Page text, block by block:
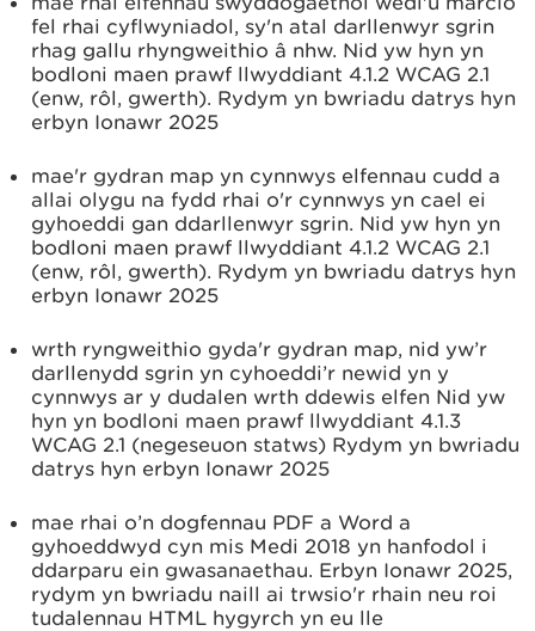
fel rhai cyflwyniadol, sy'n atal darllenwyr sgrin
rhag gallu rhyngweithio â nhw. Nid yw hyn yn
bodloni maen prawf llwyddiant 4.1.2 WCAG 2.1
(enw, rôl, gwerth). Rydym yn bwriadu datrys hyn
erbyn Ionawr 2025
mae'r gydran map yn cynnwys elfennau cudd a
allai olygu na fydd rhai o'r cynnwys yn cael ei
gyhoeddi gan ddarllenwyr sgrin. Nid yw hyn yn
bodloni maen prawf llwyddiant 4.1.2 WCAG 2.1
(enw, rôl, gwerth). Rydym yn bwriadu datrys hyn
erbyn Ionawr 2025
wrth ryngweithio gyda'r gydran map, nid yw’r
darllenydd sgrin yn cyhoeddi’r newid yn y
cynnwys ar y dudalen wrth ddewis elfen Nid yw
hyn yn bodloni maen prawf llwyddiant 4.1.3
WCAG 2.1 (negeseuon statws) Rydym yn bwriadu
datrys hyn erbyn Ionawr 2025
mae rhai o’n dogfennau PDF a Word a
gyhoeddwyd cyn mis Medi 2018 yn hanfodol i
ddarparu ein gwasanaethau. Erbyn Ionawr 2025,
rydym yn bwriadu naill ai trwsio'r rhain neu roi
tudalennau HTML hygyrch yn eu lle